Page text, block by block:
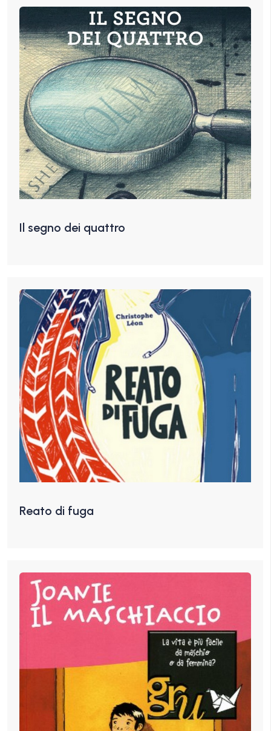
Il segno dei quattro
Reato di fuga